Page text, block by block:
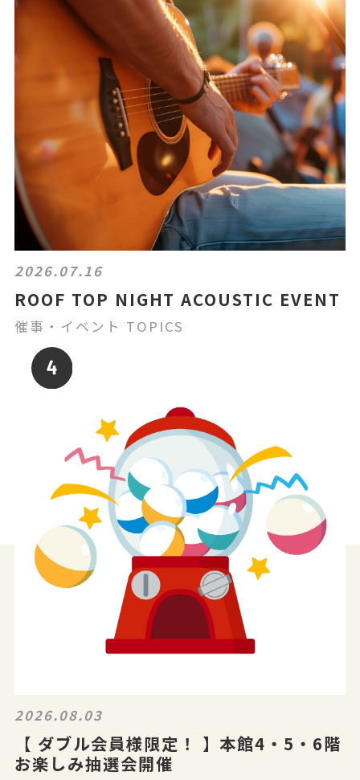
2026.07.16
ROOF TOP NIGHT ACOUSTIC EVENT
催事・イベント TOPICS
2026.08.03
【 ダブル会員様限定！ 】本館4・5・6階
お楽しみ抽選会開催